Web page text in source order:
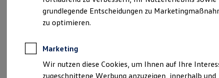
Kfz-Versicherung für Nutzfahrzeuge
Restschuldversicherung
Wartungsverträge
Besitzer & Service
Sommer-Special
Reparatur, Pflege & Inspektion
Servicetermin anfragen
Service-Vorteile bei Volkswagen Nutzfahrzeuge
bsa@glinicke.de
+49 5652 95840
Samstag
08:30-12:30 Uhr
grundlegende Entscheidungen zu
zu optimieren.
Marketing
Wir nutzen diese Cookies, um Ihnen auf Ihre
zugeschnittene Werbung anzuzeigen, innerhalb und